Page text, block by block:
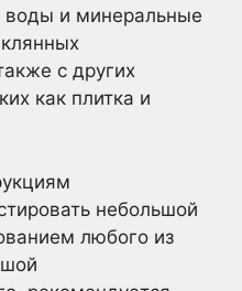
воды и минеральные
с других
как плитка и
небольшой
любого из